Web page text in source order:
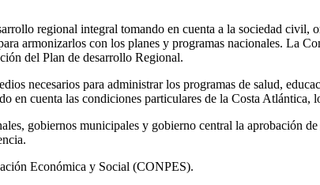
regional integral tomando en cuenta a la sociedad
armonizarlos con los planes y programas nacionales. La
del Plan de desarrollo Regional.
necesarios para administrar los programas de salud,
en cuenta las condiciones particulares de la Costa
gobiernos municipales y gobierno central la aprobación
Económica y Social (CONPES).